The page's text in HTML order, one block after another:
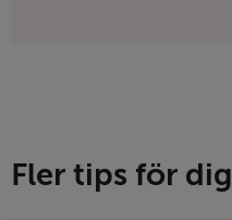
Fler tips för dig